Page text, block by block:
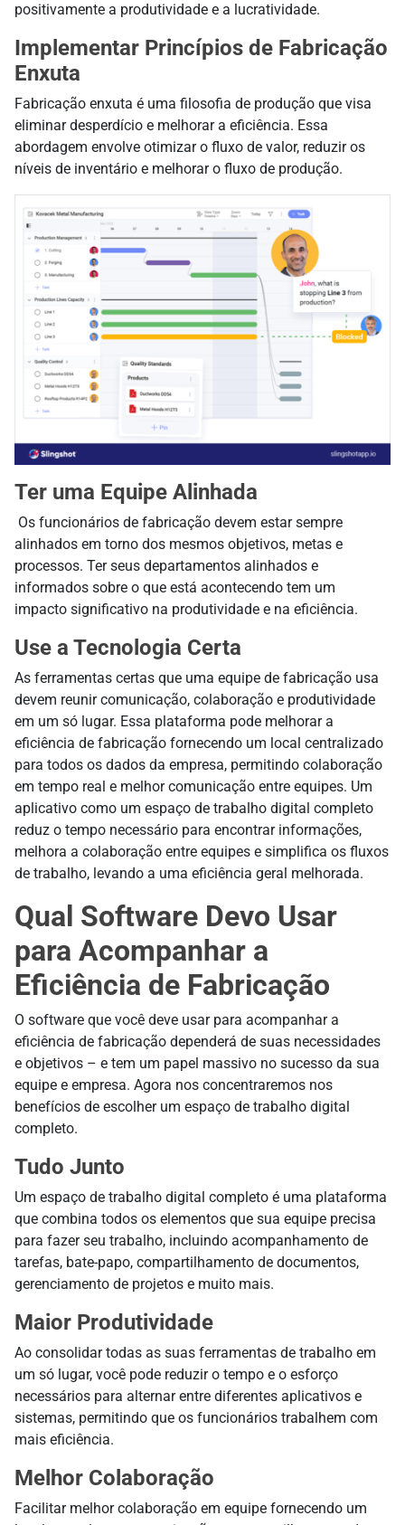
positivamente a produtividade e a lucratividade.
Implementar Princípios de Fabricação
Enxuta
Fabricação enxuta é uma filosofia de produção que visa
eliminar desperdício e melhorar a eficiência. Essa
abordagem envolve otimizar o fluxo de valor, reduzir os
níveis de inventário e melhorar o fluxo de produção.
Ter uma Equipe Alinhada
Os funcionários de fabricação devem estar sempre
alinhados em torno dos mesmos objetivos, metas e
processos. Ter seus departamentos alinhados e
informados sobre o que está acontecendo tem um
impacto significativo na produtividade e na eficiência.
Use a Tecnologia Certa
As ferramentas certas que uma equipe de fabricação usa
devem reunir comunicação, colaboração e produtividade
em um só lugar. Essa plataforma pode melhorar a
eficiência de fabricação fornecendo um local centralizado
para todos os dados da empresa, permitindo colaboração
em tempo real e melhor comunicação entre equipes. Um
aplicativo como um espaço de trabalho digital completo
reduz o tempo necessário para encontrar informações,
melhora a colaboração entre equipes e simplifica os fluxos
de trabalho, levando a uma eficiência geral melhorada.
Qual Software Devo Usar
para Acompanhar a
Eficiência de Fabricação
O software que você deve usar para acompanhar a
eficiência de fabricação dependerá de suas necessidades
e objetivos – e tem um papel massivo no sucesso da sua
equipe e empresa. Agora nos concentraremos nos
benefícios de escolher um espaço de trabalho digital
completo.
Tudo Junto
Um espaço de trabalho digital completo é uma plataforma
que combina todos os elementos que sua equipe precisa
para fazer seu trabalho, incluindo acompanhamento de
tarefas, bate-papo, compartilhamento de documentos,
gerenciamento de projetos e muito mais.
Maior Produtividade
Ao consolidar todas as suas ferramentas de trabalho em
um só lugar, você pode reduzir o tempo e o esforço
necessários para alternar entre diferentes aplicativos e
sistemas, permitindo que os funcionários trabalhem com
mais eficiência.
Melhor Colaboração
Facilitar melhor colaboração em equipe fornecendo um